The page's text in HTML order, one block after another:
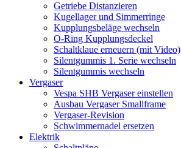
Getriebe Distanzieren
Kugellager und Simmerringe
Kupplungsbeläge wechseln
O-Ring Kupplungsdeckel
Schaltklaue erneuern (mit Video)
Silentgummis 1. Serie wechseln
Silentgummis wechseln
Vergaser
Vespa SHB Vergaser einstellen
Ausbau Vergaser Smallframe
Vergaser-Revision
Schwimmernadel ersetzen
Elektrik